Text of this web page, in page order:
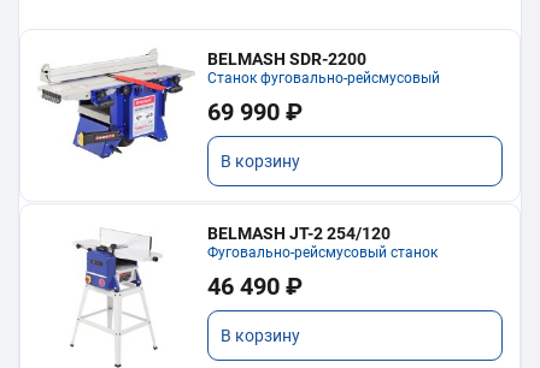
BELMASH SDR-2200
Станок фуговально-рейсмусовый
69 990 ₽
В корзину
BELMASH JT-2 254/120
Фуговально-рейсмусовый станок
46 490 ₽
В корзину